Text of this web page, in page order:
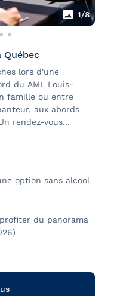
1/8
lors d'une
du AML Louis-
famille ou entre
aux abords
rendez-vous
option sans alcool
du panorama